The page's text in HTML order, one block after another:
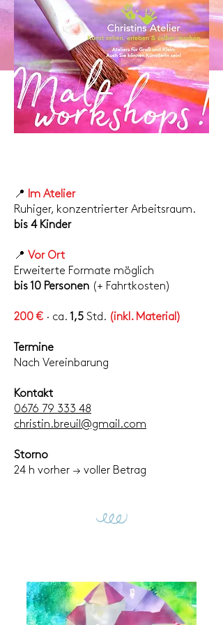
📍
Im Atelier
Ruhiger, konzentrierter Arbeitsraum.
bis 4 Kinder
📍 Vor Ort
Erweiterte Formate möglich
bis 10 Personen (+ Fahrtkosten)
200 € · ca. 1,5 Std. (inkl. Material)
Termine
Nach Vereinbarung
Kontakt
0676 79 333 48
christin.breuil@gmail.com
Storno
24 h vorher → voller Betrag
G